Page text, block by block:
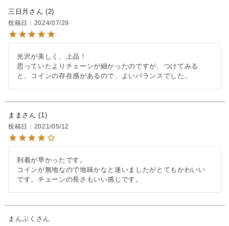
三日月 2
投稿日 2024/07/29
光沢が美しく、上品！
思っていたよりチェーンが細かったのですが、つけてみる
と、コインの存在感があるので、よいバランスでした。
まま 1
投稿日 2021/05/12
到着が早かったです。
コインが無地なので地味かなと迷いましたがとてもかわいい
です。チェーンの長さもいい感じです。
まんぷく